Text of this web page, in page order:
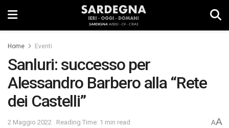
Home Eventi
Sanluri: successo per
Alessandro Barbero alla “Rete
dei Castelli”
2 Maggio 2022 Reading Time: 1 min read AA